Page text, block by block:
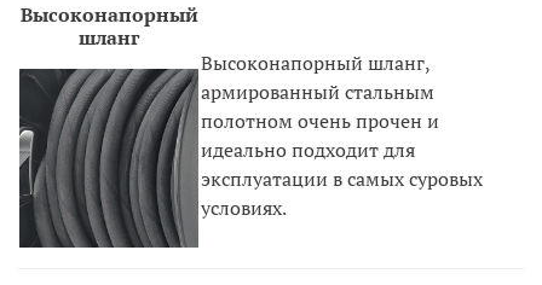
Высоконапорный
шланг
Высоконапорный шланг,
армированный стальным
полотном очень прочен и
идеально подходит для
эксплуатации в самых суровых
условиях.